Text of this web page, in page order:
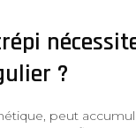
?
peut